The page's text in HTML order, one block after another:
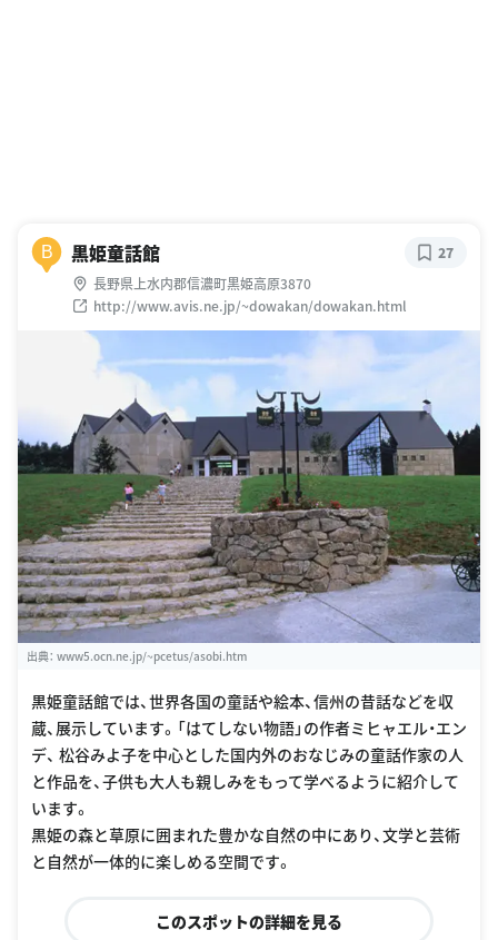
B 黒姫童話館
長野県上水内郡信濃町黒姫高原3870
http://www.avis.ne.jp/~dowakan/dowakan.html
27
出典： www5.ocn.ne.jp/~pcetus/asobi.htm
黒姫童話館では、世界各国の童話や絵本、信州の昔話などを収
蔵、展示しています。「はてしない物語」の作者ミヒャエル・エン
デ、 松谷みよ子を中心とした国内外のおなじみの童話作家の人
と作品を、子供も大人も親しみをもって学べるように紹介して
います。
黒姫の森と草原に囲まれた豊かな自然の中にあり、文学と芸術
と自然が一体的に楽しめる空間です。
このスポットの詳細を見る